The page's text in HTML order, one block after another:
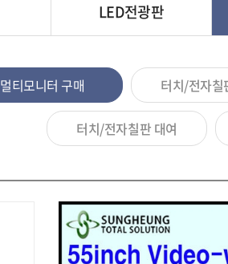
LED전광판
멀티모니터 구매 터치/전자칠
터치/전자칠판 대여